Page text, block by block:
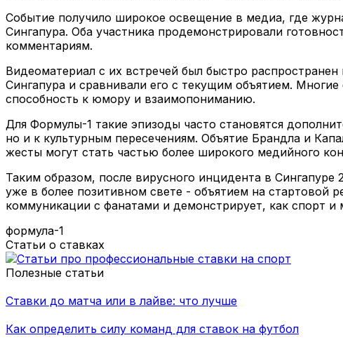
Событие получило широкое освещение в медиа, где
Сингапура. Оба участника продемонстрировали
комментариям.
Видеоматериал с их встречей был быстро
Сингапура и сравнивали его с текущим объятием.
способность к юмору и взаимопониманию.
Для Формулы-1 такие эпизоды часто становятся
но и к культурным пересечениям. Объятие Брандла и
жесты могут стать частью более широкого медийного
Таким образом, после вирусного инцидента в
уже в более позитивном свете - объятием на стартовой
коммуникации с фанатами и демонстрирует, как спорт и
формула-1
Статьи о ставках
Полезные статьи
Ставки до матча или в лайве: что лучше
Как определить силу команд для ставок на футбол